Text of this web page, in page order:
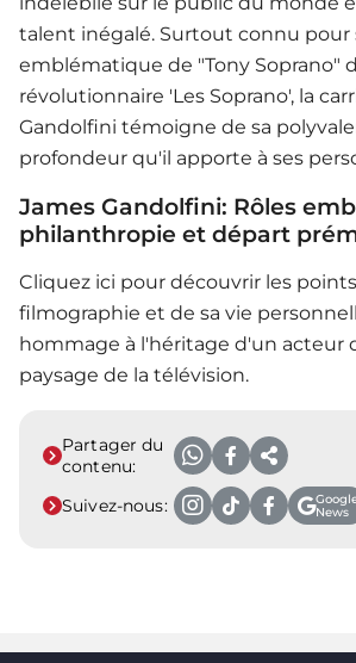
talent inégalé. Surtout connu pour
emblématique de "Tony Soprano"
révolutionnaire 'Les Soprano', la
Gandolfini témoigne de sa
profondeur qu'il apporte à ses
James Gandolfini: Rôles
philanthropie et départ
Cliquez ici pour découvrir les
filmographie et de sa vie
hommage à l'héritage d'un acteur
paysage de la télévision.
Partager du
contenu:
Suivez-nous:
News